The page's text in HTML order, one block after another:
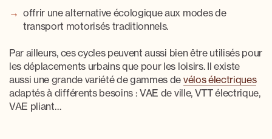
offrir une alternative écologique aux modes de
transport motorisés traditionnels.
Par ailleurs, ces cycles peuvent aussi bien être utilisés pour
les déplacements urbains que pour les loisirs. Il existe
aussi une grande variété degammes de vélos électriques
adaptés à différents besoins : VAE de ville, VTT électrique,
VAE pliant…